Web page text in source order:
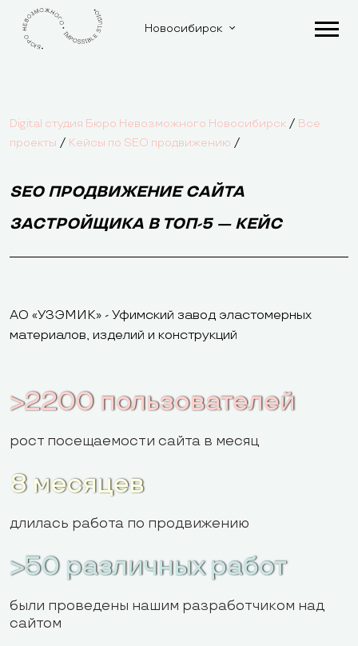
Новосибирск
Digital студия Бюро Невозможного Новосибирск / Все
проекты / Кейсы по SEO продвижению /
SEO ПРОДВИЖЕНИЕ САЙТА
ЗАСТРОЙЩИКА В ТОП-5 — КЕЙС
АО «УЗЭМИК» - Уфимский завод эластомерных
материалов, изделий и конструкций
>2200 пользователей
рост посещаемости сайта в месяц
8 месяцев
длилась работа по продвижению
>50 различных работ
были проведены нашим разработчиком над
сайтом